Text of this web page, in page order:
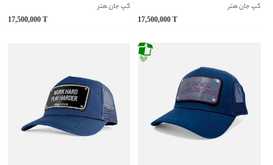
کپ جان هتر
17,500,000
کپ جان هتر
17,500,000